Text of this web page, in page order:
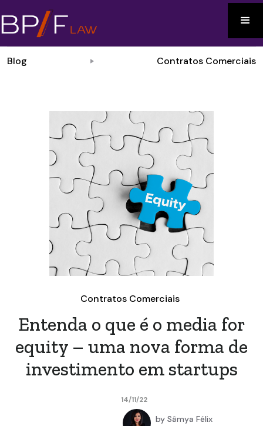
Blog Contratos Comerciais
Contratos Comerciais
Entenda o que é o media for
equity – uma nova forma de
investimento em startups
14/11/22
by Sâmya Félix